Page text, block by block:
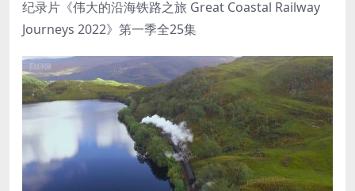
纪录片《伟大的沿海铁路之旅 Great Coastal Railway
Journeys 2022》第一季全25集